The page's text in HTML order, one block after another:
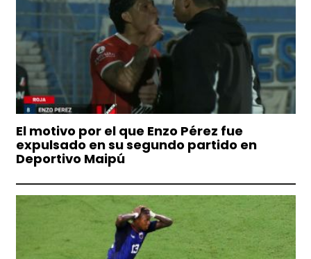
El motivo por el que Enzo Pérez fue
expulsado en su segundo partido en
Deportivo Maipú